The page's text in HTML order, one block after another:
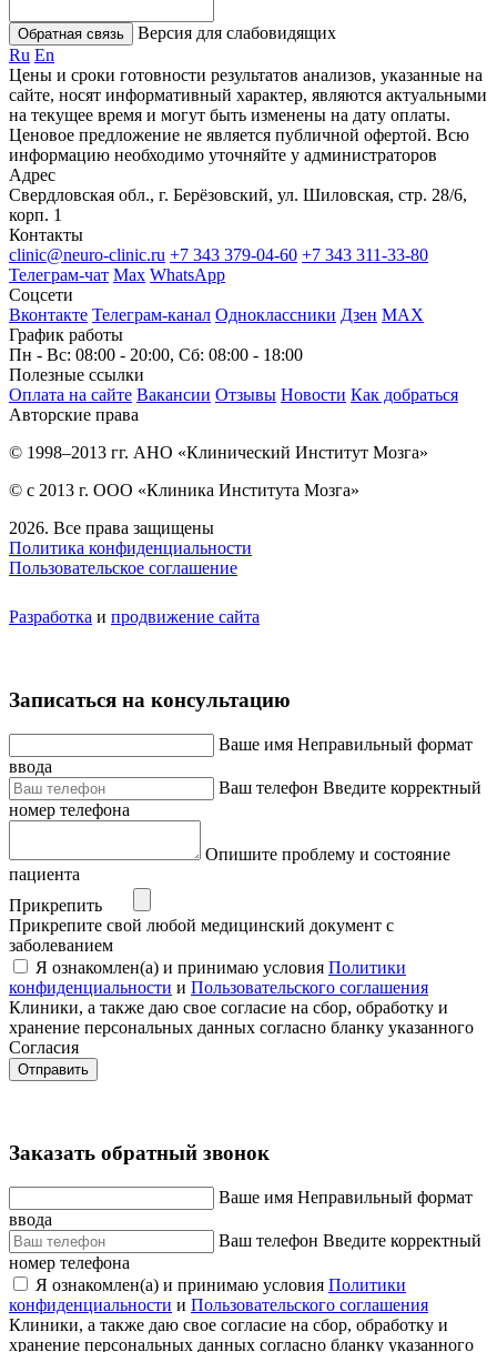
Обратная связь
Версия для слабовидящих
Ru En
Цены и сроки готовности результатов анализов, указанные на
сайте, носят информативный характер, являются актуальными
на текущее время и могут быть изменены на дату оплаты.
Ценовое предложение не является публичной офертой. Всю
информацию необходимо уточняйте у администраторов
Адрес
Свердловская обл., г. Берёзовский, ул. Шиловская, стр. 28/6,
корп. 1
Контакты
clinic@neuro-clinic.ru +7 343 379-04-60 +7 343 311-33-80
Телеграм-чат Max WhatsApp
Соцсети
Вконтакте Телеграм-канал Одноклассники Дзен МАХ
График работы
Пн - Вс: 08:00 - 20:00, Сб: 08:00 - 18:00
Полезные ссылки
Оплата на сайте Вакансии Отзывы Новости Как добраться
Авторские права
© 1998–2013 гг. АНО «Клинический Институт Мозга»
© с 2013 г. ООО «Клиника Института Мозга»
2026. Все права защищены
Политика конфиденциальности
Пользовательское соглашение
Разработка и продвижение сайта
Записаться на консультацию
Ваше имя Неправильный формат
ввода
Ваш телефон Введите корректный
номер телефона
Опишите проблему и состояние
пациента
Прикрепить
Прикрепите свой любой медицинский документ с
заболеванием
Я ознакомлен(а) и принимаю условия Политики
конфиденциальности и Пользовательского соглашения
Клиники, а также даю свое согласие на сбор, обработку и
хранение персональных данных согласно бланку указанного
Согласия
Отправить
Заказать обратный звонок
Ваше имя Неправильный формат
ввода
Ваш телефон Введите корректный
номер телефона
Я ознакомлен(а) и принимаю условия Политики
конфиденциальности и Пользовательского соглашения
Клиники, а также даю свое согласие на сбор, обработку и
хранение персональных данных согласно бланку указанного